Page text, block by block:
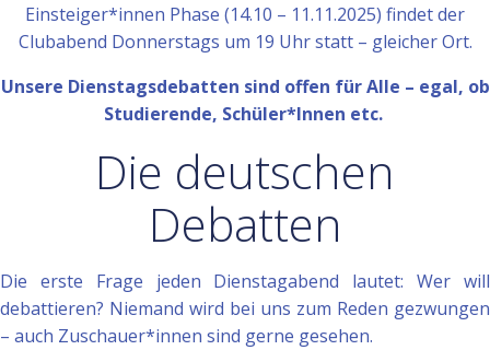
Einsteiger*innen Phase (14.10 – 11.11.2025) findet der
Clubabend Donnerstags um 19 Uhr statt – gleicher Ort.
Unsere Dienstagsdebatten sind offen für Alle – egal, ob
Studierende, Schüler*Innen etc.
Die deutschen
Debatten
Die erste Frage jeden Dienstagabend lautet: Wer will
debattieren? Niemand wird bei uns zum Reden gezwungen
– auch Zuschauer*innen sind gerne gesehen.